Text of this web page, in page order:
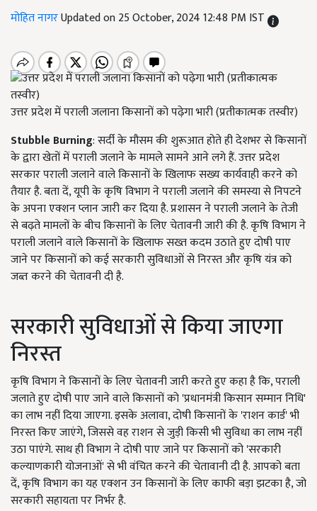
मोहित नागरUpdated on 25 October, 2024 12:48 PM IST
उत्तर प्रदेश में पराली जलाना किसानों को पढ़ेगा भारी (प्रतीकात्मक तस्वीर)
Stubble Burning: सर्दी के मौसम की शुरूआत होते ही देशभर से किसानों
के द्वारा खेतों में पराली जलाने के मामले सामने आने लगे हैं. उत्तर प्रदेश
सरकार पराली जलाने वाले किसानों के खिलाफ सख्य कार्यवाही करने को
तैयार है. बता दें, यूपी के कृषि विभाग ने पराली जलाने की समस्या से निपटने
के अपना एक्शन प्लान जारी कर दिया है. प्रशासन ने पराली जलाने के तेजी
से बढ़ते मामलों के बीच किसानों के लिए चेतावनी जारी की है. कृषि विभाग ने
पराली जलाने वाले किसानों के खिलाफ सख्त कदम उठाते हुए दोषी पाए
जाने पर किसानों को कई सरकारी सुविधाओं से निरस्त और कृषि यंत्र को
जब्त करने की चेतावनी दी है.
सरकारी सुविधाओं से किया जाएगा
निरस्त
कृषि विभाग ने किसानों के लिए चेतावनी जारी करते हुए कहा है कि, पराली
जलाते हुए दोषी पाए जाने वाले किसानों को 'प्रधानमंत्री किसान सम्मान निधि'
का लाभ नहीं दिया जाएगा. इसके अलावा, दोषी किसानों के 'राशन कार्ड' भी
निरस्त किए जाएंगे, जिससे वह राशन से जुड़ी किसी भी सुविधा का लाभ नहीं
उठा पाएंगे. साथ ही विभाग ने दोषी पाए जाने पर किसानों को 'सरकारी
कल्याणकारी योजनाओं' से भी वंचित करने की चेतावानी दी है. आपको बता
दें, कृषि विभाग का यह एक्शन उन किसानों के लिए काफी बड़ा झटका है, जो
सरकारी सहायता पर निर्भर है.